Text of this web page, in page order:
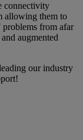
connectivity
allowing them to
problems from afar
augmented
our industry